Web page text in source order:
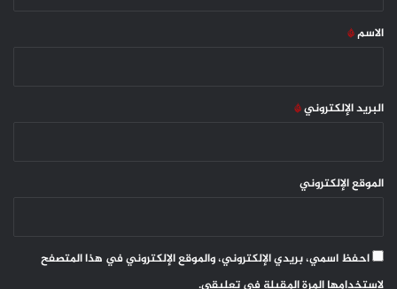
*
الاسم*
البريد الإلكتروني*
الموقع الإلكتروني
احفظ اسمي، بريدي الإلكتروني، والموقع الإلكتروني في هذا المتصفح